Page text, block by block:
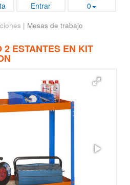
Entrar 0
| Mesas de trabajo
ESTANTES EN KIT